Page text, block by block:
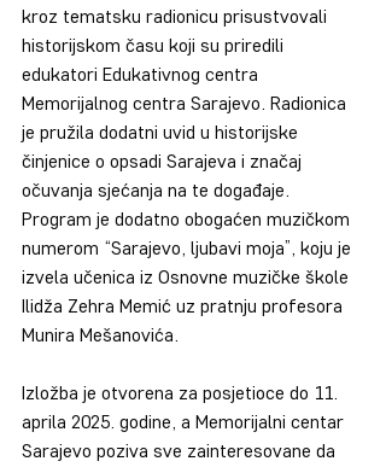
kroz tematsku radionicu prisustvovali
historijskom času koji su priredili
edukatori Edukativnog centra
Memorijalnog centra Sarajevo. Radionica
je pružila dodatni uvid u historijske
činjenice o opsadi Sarajeva i značaj
očuvanja sjećanja na te događaje.
Program je dodatno obogaćen muzičkom
numerom “Sarajevo, ljubavi moja”, koju je
izvela učenica iz Osnovne muzičke škole
Ilidža Zehra Memić uz pratnju profesora
Munira Mešanovića.
Izložba je otvorena za posjetioce do 11.
aprila 2025. godine, a Memorijalni centar
Sarajevo poziva sve zainteresovane da